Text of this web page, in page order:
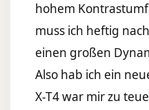
hohem
muss ich heftig
einen großen
Also hab ich ein
X-T4 war mir zu